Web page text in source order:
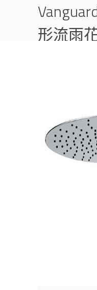
形流雨